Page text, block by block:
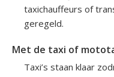
taxichauffeurs of
geregeld.
Met de taxi of
Taxi’s staan klaar